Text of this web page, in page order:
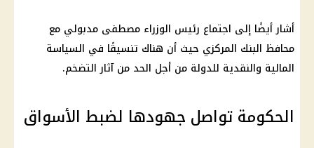
أشار أيضًا إلى اجتماع رئيس الوزراء مصطفى مدبولي مع
محافظ البنك المركزي حيث أن هناك تنسيقًا في السياسة
المالية والنقدية للدولة من أجل الحد من آثار التضخم.
الحكومة تواصل جهودها لضبط الأسواق